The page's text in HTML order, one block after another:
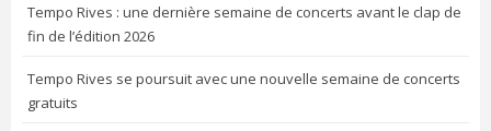
Tempo Rives : une dernière semaine de concerts avant le clap de
fin de l’édition 2026
Tempo Rives se poursuit avec une nouvelle semaine de concerts
gratuits